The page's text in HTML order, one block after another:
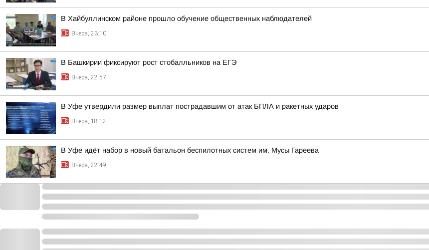
В Хайбуллинском районе прошло обучение общественных наблюдателей
Вчера, 23:10
В Башкирии фиксируют рост стобалльников на ЕГЭ
Вчера, 22:57
В Уфе утвердили размер выплат пострадавшим от атак БПЛА и ракетных ударов
Вчера, 18:12
В Уфе идёт набор в новый батальон беспилотных систем им. Мусы Гареева
Вчера, 22:49